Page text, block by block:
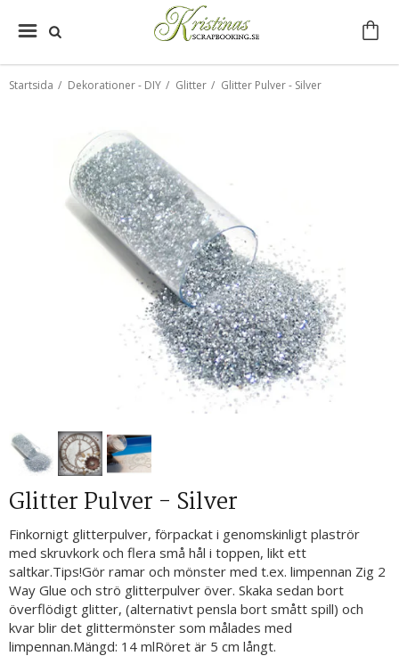
Startsida / Dekorationer - DIY / Glitter / Glitter Pulver - Silver
Glitter Pulver - Silver
Finkornigt glitterpulver, förpackat i genomskinligt plaströr
med skruvkork och flera små hål i toppen, likt ett
saltkar.Tips!Gör ramar och mönster med t.ex. limpennan Zig 2
Way Glue och strö glitterpulver över. Skaka sedan bort
överflödigt glitter, (alternativt pensla bort smått spill) och
kvar blir det glittermönster som målades med
limpennan.Mängd: 14 mlRöret är 5 cm långt.